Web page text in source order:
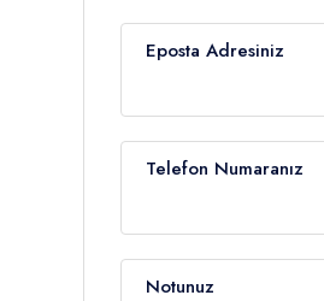
Eposta Adresiniz
Telefon Numaranız
Notunuz